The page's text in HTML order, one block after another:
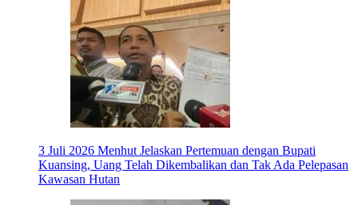
3 Juli 2026 Menhut Jelaskan Pertemuan dengan Bupati
Kuansing, Uang Telah Dikembalikan dan Tak Ada Pelepasan
Kawasan Hutan